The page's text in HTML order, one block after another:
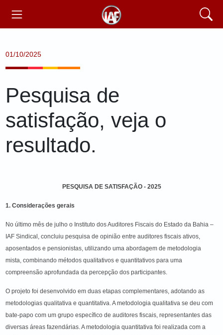
01/10/2025
Pesquisa de
satisfação, veja o
resultado.
PESQUISA DE SATISFAÇÃO - 2025
1. Considerações gerais
No último mês de julho o Instituto dos Auditores Fiscais do Estado da Bahia –
IAF Sindical, concluiu pesquisa de opinião entre auditores fiscais ativos,
aposentados e pensionistas, utilizando uma abordagem de metodologia
mista, combinando métodos qualitativos e quantitativos para uma
compreensão aprofundada da percepção dos participantes.
O projeto foi desenvolvido em duas etapas complementares, adotando as
metodologias qualitativa e quantitativa. A metodologia qualitativa se deu com
bate-papo com um grupo específico de auditores fiscais, representantes das
diversas áreas fazendárias. A metodologia quantitativa foi realizada com a